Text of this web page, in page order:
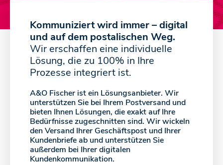
Kommuniziert wird immer – digital
und auf dem postalischen Weg.
Wir erschaffen eine individuelle
Lösung, die zu 100% in Ihre
Prozesse integriert ist.
A&O Fischer ist ein Lösungsanbieter. Wir
unterstützen Sie bei Ihrem Postversand und
bieten Ihnen Lösungen, die exakt auf Ihre
Bedürfnisse zugeschnitten sind. Wir wickeln
den Versand Ihrer Geschäftspost und Ihrer
Kundenbriefe ab und unterstützen Sie
außerdem bei Ihrer digitalen
Kundenkommunikation.